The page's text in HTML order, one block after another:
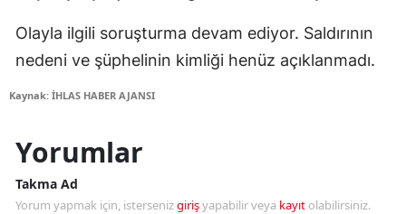
Olayla ilgili soruşturma devam ediyor. Saldırının
nedeni ve şüphelinin kimliği henüz açıklanmadı.
Kaynak: İHLAS HABER AJANSI
Yorumlar
Takma Ad
Yorum yapmak için, istersenizgirişyapabilir veya kayıt olabilirsiniz.